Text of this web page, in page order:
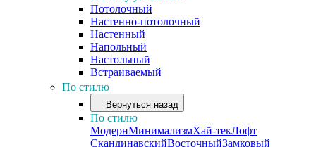
Потолочный
Настенно-потолочный
Настенный
Напольный
Настольный
Встраиваемый
По стилю
Вернуться назад
По стилю
МодернМинимализмХай-текЛофт
СкандинавскийВосточныйЗамковый